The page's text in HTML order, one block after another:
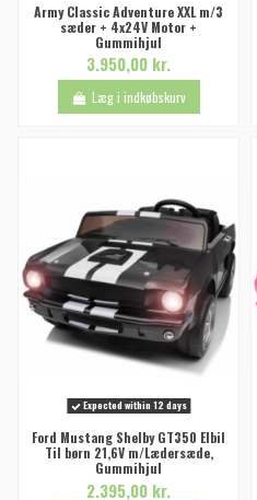
Army Classic Adventure XXL m/3
sæder + 4x24V Motor +
Gummihjul
3.950,00 kr.
Læg i indkøbskurv
Expected within 12 days
Ford Mustang Shelby GT350 Elbil
Til børn 21,6V m/Lædersæde,
Gummihjul
2.395,00 kr.